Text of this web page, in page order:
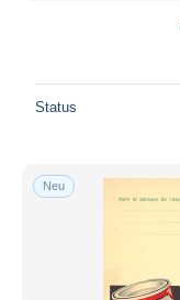
Status
Neu